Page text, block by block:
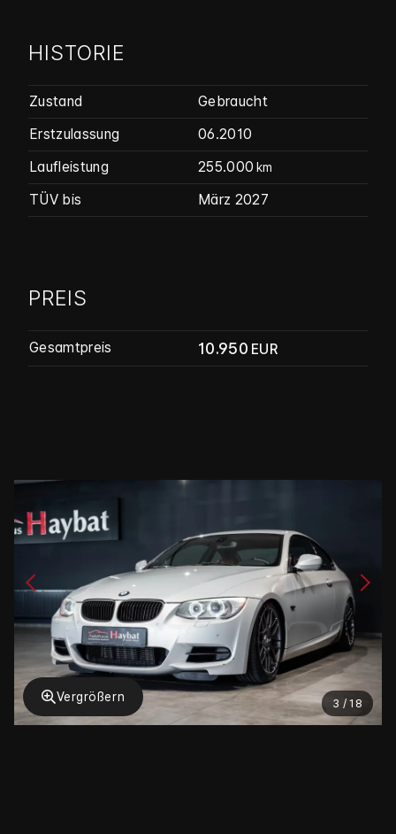
HISTORIE
Zustand
Gebraucht
Erstzulassung
06.2010
Laufleistung
255.000 km
TÜV bis März 2027
PREIS
Gesamtpreis 10.950 EUR
3 / 18
Vergrößern